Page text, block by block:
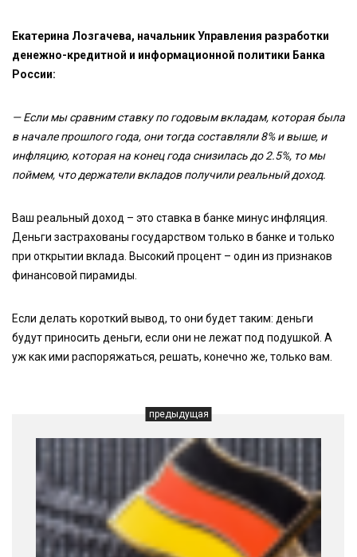
Екатерина Лозгачева, начальник Управления разработки
денежно-кредитной и информационной политики Банка
России:
— Если мы сравним ставку по годовым вкладам, которая была
в начале прошлого года, они тогда составляли 8% и выше, и
инфляцию, которая на конец года снизилась до 2.5%, то мы
поймем, что держатели вкладов получили реальный доход.
Ваш реальный доход – это ставка в банке минус инфляция.
Деньги застрахованы государством только в банке и только
при открытии вклада. Высокий процент – один из признаков
финансовой пирамиды.
Если делать короткий вывод, то они будет таким: деньги
будут приносить деньги, если они не лежат под подушкой. А
уж как ими распоряжаться, решать, конечно же, только вам.
предыдущая